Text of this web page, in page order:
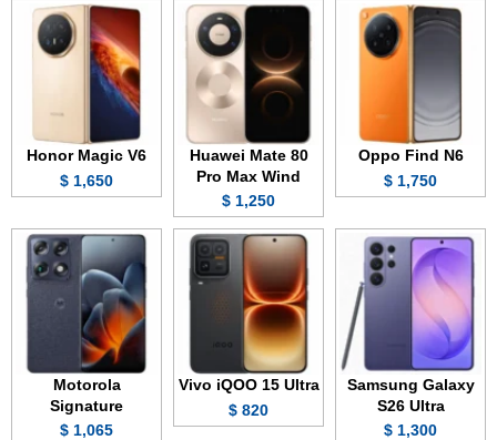
Oppo Find N6
1,750 $
Huawei Mate 80
Pro Max Wind
1,250 $
Honor Magic V6
1,650 $
Samsung Galaxy
S26 Ultra
1,300 $
Vivo iQOO 15 Ultra
820 $
Motorola
Signature
1,065 $